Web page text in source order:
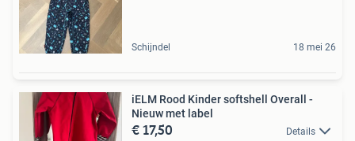
Schijndel 18 mei 26
iELM Rood Kinder softshell Overall -
Nieuw met label
€ 17,50 Details